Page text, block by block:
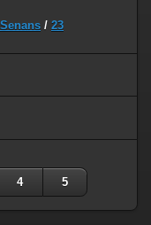
/ 23
4 5